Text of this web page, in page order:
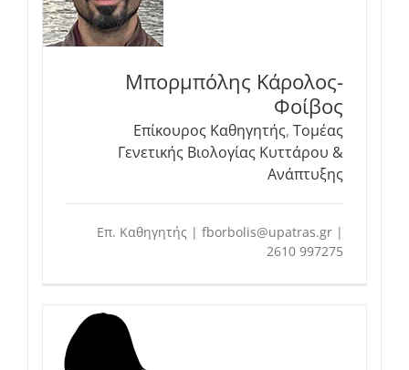
Μπορμπόλης Κάρολος-
Φοίβος
Επίκουρος Καθηγητής, Τομέας
Γενετικής Βιολογίας Κυττάρου &
Ανάπτυξης
Επ. Καθηγητής | fborbolis@upatras.gr |
2610 997275